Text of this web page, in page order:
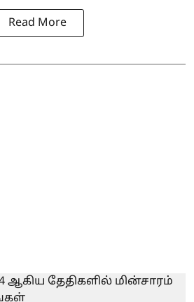
Read More